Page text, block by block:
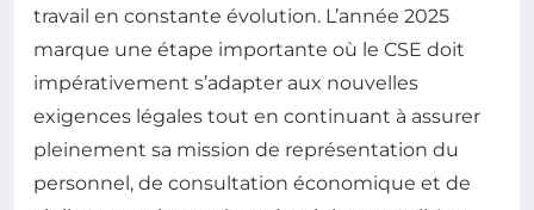
travail en constante évolution. L’année 2025
marque une étape importante où le CSE doit
impérativement s’adapter aux nouvelles
exigences légales tout en continuant à assurer
pleinement sa mission de représentation du
personnel, de consultation économique et de